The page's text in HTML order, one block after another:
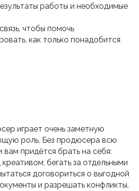
работы и необходимые
чтобы помочь
как только понадобится
играет очень заметную
роль. Без продюсера всю
вам придётся брать на себя:
бегать за отдельными
договориться о выгодной
и разрешать конфликты.